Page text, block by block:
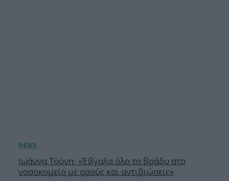
Ιωάννα Τούνη: «Έβγαλα όλο το βράδυ στο
νοσοκομείο με ορούς και αντιβιώσεις»